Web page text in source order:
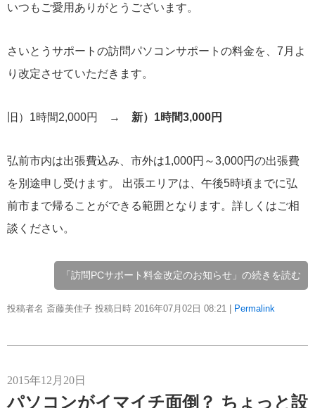
いつもご愛用ありがとうございます。
さいとうサポートの訪問パソコンサポートの料金を、7月よ
り改定させていただきます。
旧）1時間2,000円 → 新）1時間3,000円
弘前市内は出張費込み、市外は1,000円～3,000円の出張費
を別途申し受けます。 出張エリアは、午後5時頃までに弘
前市まで帰ることができる範囲となります。詳しくはご相
談ください。
「訪問PCサポート料金改定のお知らせ」の続きを読む
投稿者名 斎藤美佳子 投稿日時 2016年07月02日 08:21 Permalink
2015年12月20日
パソコンがイマイチ面倒？ ちょっと設